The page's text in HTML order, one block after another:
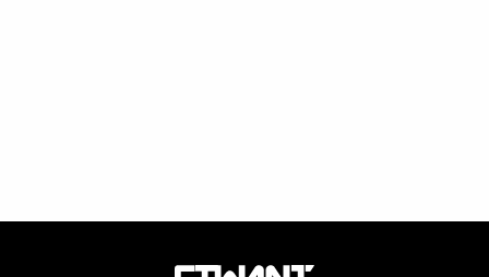
保持最好狀態展現給大家，至於會不會脫，到時候演唱會看